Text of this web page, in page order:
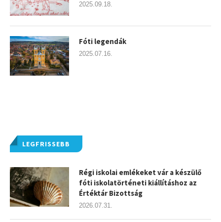
LEGFRISSEBB
Régi iskolai emlékeket vár a készülő
fóti iskolatörténeti kiállításhoz az
Értéktár Bizottság
2026.07.31.
2025.09.18.
Fóti legendák
2025.07.16.